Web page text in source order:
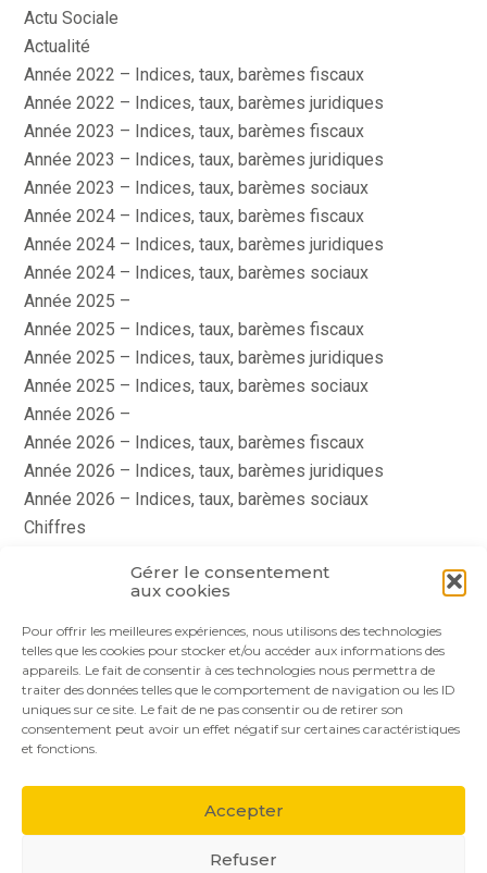
Gérer le consentement
aux cookies
Pour offrir les meilleures expériences, nous utilisons des technologies
telles que les cookies pour stocker et/ou accéder aux informations des
appareils. Le fait de consentir à ces technologies nous permettra de
traiter des données telles que le comportement de navigation ou les ID
uniques sur ce site. Le fait de ne pas consentir ou de retirer son
consentement peut avoir un effet négatif sur certaines caractéristiques
et fonctions.
Accepter
Refuser
Actu Sociale
Actualité
Année 2022 – Indices, taux, barèmes fiscaux
Année 2022 – Indices, taux, barèmes juridiques
Année 2023 – Indices, taux, barèmes fiscaux
Année 2023 – Indices, taux, barèmes juridiques
Année 2023 – Indices, taux, barèmes sociaux
Année 2024 – Indices, taux, barèmes fiscaux
Année 2024 – Indices, taux, barèmes juridiques
Année 2024 – Indices, taux, barèmes sociaux
Année 2025 –
Année 2025 – Indices, taux, barèmes fiscaux
Année 2025 – Indices, taux, barèmes juridiques
Année 2025 – Indices, taux, barèmes sociaux
Année 2026 –
Année 2026 – Indices, taux, barèmes fiscaux
Année 2026 – Indices, taux, barèmes juridiques
Année 2026 – Indices, taux, barèmes sociaux
Chiffres
Le coin du dirigeant
Footer